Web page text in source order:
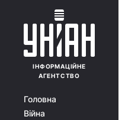
ІНФОРМАЦІЙНЕ
АГЕНТСТВО
Головна
Війна